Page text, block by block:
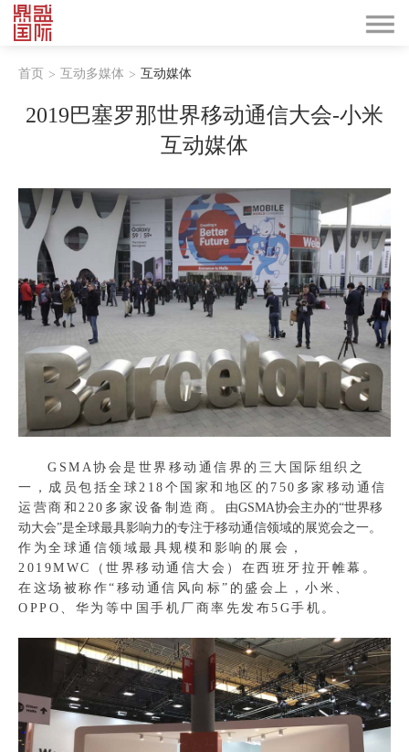
首页 > 互动多媒体 > 互动媒体
2019巴塞罗那世界移动通信大会-小米
互动媒体
GSMA协会是世界移动通信界的三大国际组织之
一，成员包括全球218个国家和地区的750多家移动通信
运营商和220多家设备制造商。 由GSMA协会主办的“世界移
动大会”是全球最具影响力的专注于移动通信领域的展览会之一。
作为全球通信领域最具规模和影响的展会，
2019MWC（世界移动通信大会）在西班牙拉开帷幕。
在这场被称作“移动通信风向标”的盛会上，小米、
OPPO、华为等中国手机厂商率先发布5G手机。